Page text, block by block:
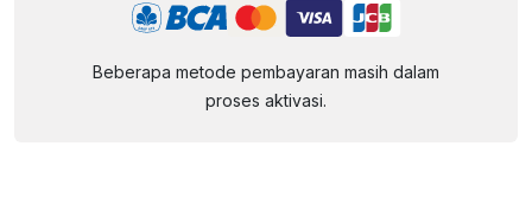
Beberapa metode pembayaran masih dalam
proses aktivasi.